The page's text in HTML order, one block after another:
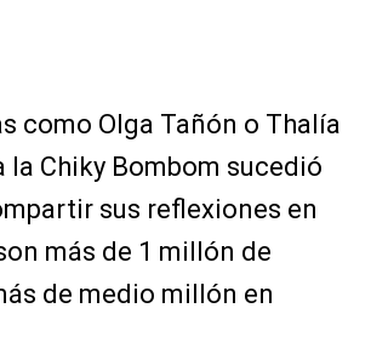
como Olga Tañón o Thalía
Chiky Bombom sucedió
sus reflexiones en
más de 1 millón de
de medio millón en